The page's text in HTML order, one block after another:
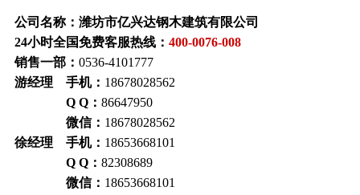
公司名称：潍坊市亿兴达钢木建筑有限公司
24小时全国免费客服热线： 400-0076-008
销售一部： 0536-4101777
游经理 手机： 18678028562
Q Q： 86647950
微信： 18678028562
徐经理 手机： 18653668101
Q Q： 82308689
微信： 18653668101